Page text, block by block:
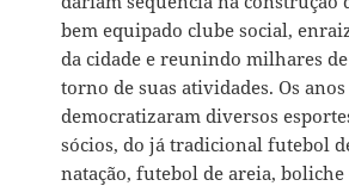
bem equipado clube social,
da cidade e reunindo milhares de
torno de suas atividades. Os anos
democratizaram diversos
sócios, do já tradicional futebol
natação, futebol de areia, boliche